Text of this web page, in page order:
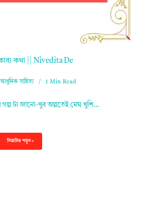
কথা || Nivedita De
আধুনিক সাহিত্য 1 Min Read
টা জানো-খুব অল্পতেই মেঘ খুশি…
বিস্তারিত পড়ুন »